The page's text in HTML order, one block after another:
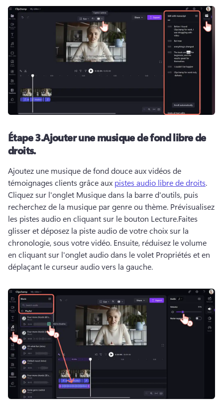
Étape 3.Ajouter une musique de fond libre de
droits.
Ajoutez une musique de fond douce aux vidéos de
témoignages clients grâce aux pistes audio libre de droits
Cliquez sur l'onglet Musique dans la barre d'outils, puis
recherchez de la musique par genre ou thème. Prévisualisez
les pistes audio en cliquant sur le bouton Lecture.Faites
glisser et déposez la piste audio de votre choix sur la
chronologie, sous votre vidéo. Ensuite, réduisez le volume
en cliquant sur l'onglet audio dans le volet Propriétés et en
déplaçant le curseur audio vers la gauche.